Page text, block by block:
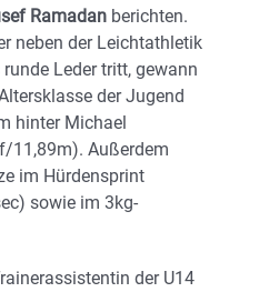
Ramadan berichten.
neben der Leichtathletik
Leder tritt, gewann
der Jugend
hinter Michael
11,89m). Außerdem
im Hürdensprint
sowie im 3kg-
der U14